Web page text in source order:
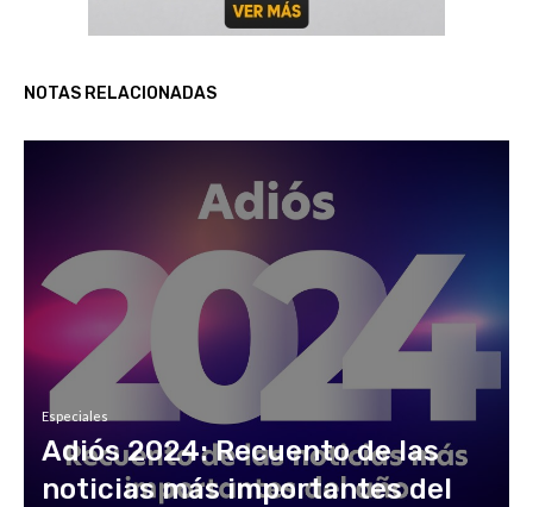
NOTAS RELACIONADAS
Especiales
Adiós 2024: Recuento de las
noticias más importantes del